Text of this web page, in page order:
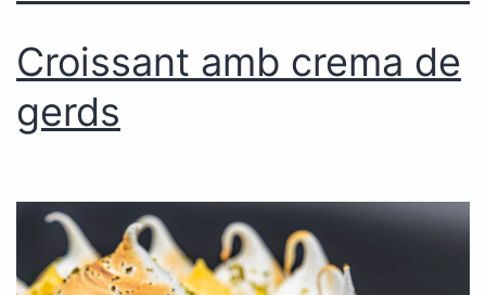
Croissant amb crema de
gerds